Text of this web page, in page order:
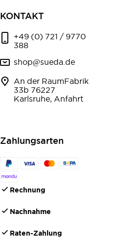
KONTAKT
+49 (0) 721 / 9770
388
shop@sueda.de
An der RaumFabrik
33b 76227
Karlsruhe, Anfahrt
Zahlungsarten
Rechnung
Nachnahme
Raten-Zahlung